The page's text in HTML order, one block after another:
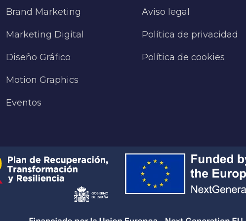
Brand Marketing
Marketing Digital
Diseño Gráfico
Motion Graphics
Eventos
Aviso legal
Política de privacidad
Política de cookies